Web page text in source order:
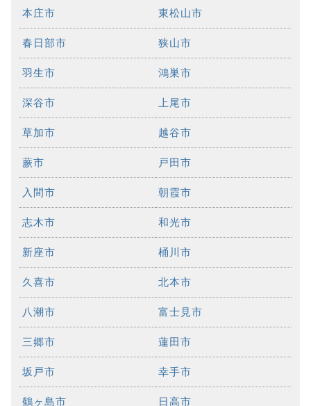
本庄市 東松山市
春日部市 狭山市
羽生市 鴻巣市
深谷市 上尾市
草加市 越谷市
蕨市 戸田市
入間市 朝霞市
志木市 和光市
新座市 桶川市
久喜市 北本市
八潮市 富士見市
三郷市 蓮田市
坂戸市 幸手市
鶴ヶ島市 日高市